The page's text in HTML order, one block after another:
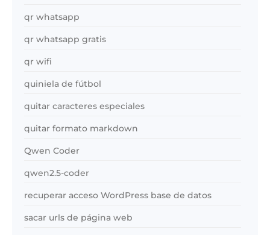
qr whatsapp
qr whatsapp gratis
qr wifi
quiniela de fútbol
quitar caracteres especiales
quitar formato markdown
Qwen Coder
qwen2.5-coder
recuperar acceso WordPress base de datos
sacar urls de página web